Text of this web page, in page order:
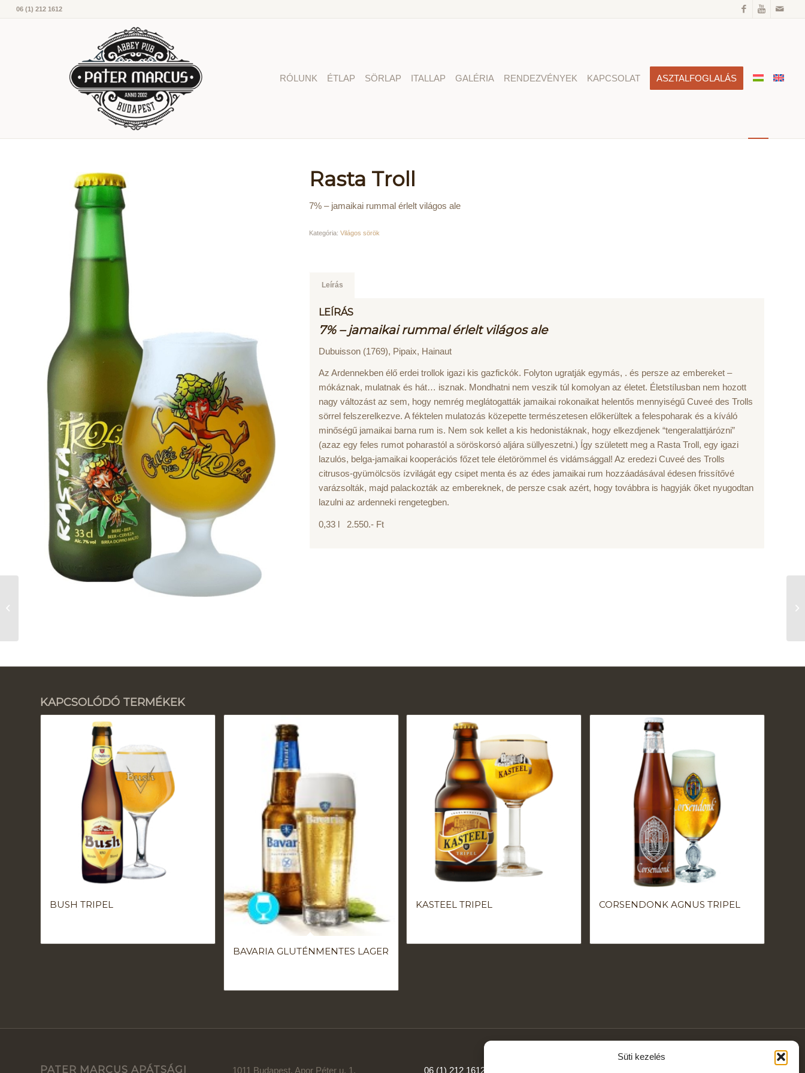
Süti kezelés
06 (1) 212 1612
RÓLUNK ÉTLAP SÖRLAP ITALLAP GALÉRIA RENDEZVÉNYEK KAPCSOLAT ASZTALFOGLALÁS
Rasta Troll
7% – jamaikai rummal érlelt világos ale
Kategória:Világos sörök
Leírás
LEÍRÁS
7% – jamaikai rummal érlelt világos ale
Dubuisson (1769), Pipaix, Hainaut
Az Ardennekben élő erdei trollok igazi kis gazfickók. Folyton ugratják egymás, . és persze az embereket –
mókáznak, mulatnak és hát… isznak. Mondhatni nem veszik túl komolyan az életet. Életstílusban nem hozott
nagy változást az sem, hogy nemrég meglátogatták jamaikai rokonaikat helentős mennyiségű Cuveé des Trolls
sörrel felszerelkezve. A féktelen mulatozás közepette természetesen előkerültek a felespoharak és a kíváló
minőségű jamaikai barna rum is. Nem sok kellet a kis hedonistáknak, hogy elkezdjenek “tengeralattjárózni”
(azaz egy feles rumot poharastól a söröskorsó aljára süllyeszetni.) Így született meg a Rasta Troll, egy igazi
lazulós, belga-jamaikai kooperációs főzet tele életörömmel és vidámsággal! Az eredezi Cuveé des Trolls
citrusos-gyümölcsös ízvilágát egy csipet menta és az édes jamaikai rum hozzáadásával édesen frissítővé
varázsolták, majd palackozták az embereknek, de persze csak azért, hogy továbbra is hagyják őket nyugodtan
lazulni az ardenneki rengetegben.
0,33 l 2.550.- Ft
KAPCSOLÓDÓ TERMÉKEK
BUSH TRIPEL
BAVARIA GLUTÉNMENTES LAGER
KASTEEL TRIPEL CORSENDONK AGNUS TRIPEL
PATER MARCUS APÁTSÁGI 1011 Budapest, Apor Péter u. 1. 06 (1) 212 1612